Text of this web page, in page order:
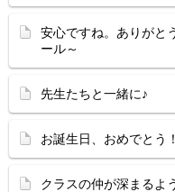
安心ですね。ありが
ール～
先生たちと一緒に♪
お誕生日、おめでと
クラスの仲が深まる